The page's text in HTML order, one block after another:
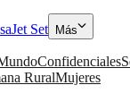
Jet Set Más
Confidenciales
RuralMujeres